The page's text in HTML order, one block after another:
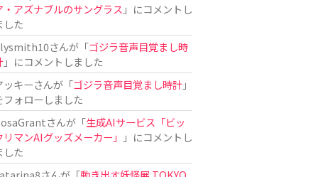
・アズナブルのサングラス 」にコメントし
した
さんが「ゴジラ音声目覚まし時
」にコメントしました
ッキーさんが「ゴジラ音声目覚まし時計」
フォローしました
さんが「生成AIサービス「ビッ
リマンAIグッズメーカー」
」にコメントし
した